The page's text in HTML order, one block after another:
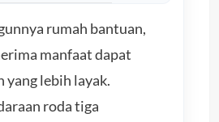
rumah bantuan,
manfaat dapat
lebih layak.
roda tiga